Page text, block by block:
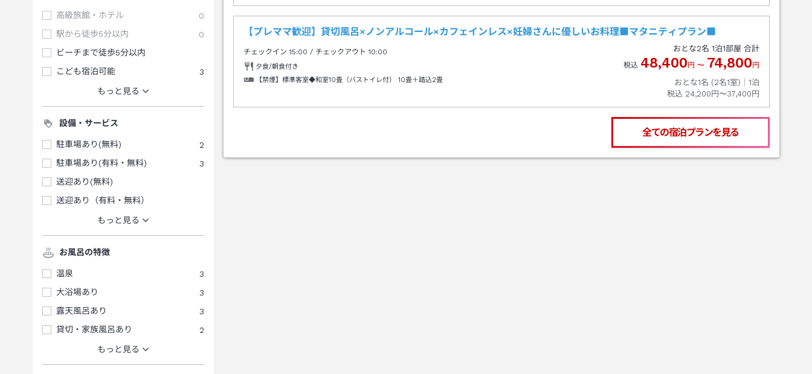
高級旅館・ホテル
0
駅から徒歩5分以内
0
ビーチまで徒歩5分以内
こども宿泊可能
3
もっと見る
設備・サービス
駐車場あり(無料)
2
駐車場あり(有料・無料)
3
送迎あり(無料)
送迎あり（有料・無料）
もっと見る
お風呂の特徴
温泉
3
大浴場あり
3
露天風呂あり
3
貸切・家族風呂あり
2
もっと見る
【プレママ歓迎】貸切風呂×ノンアルコール×カフェインレス×妊婦さんに優しいお料理■マタニティプラン■
チェックイン15:00 / チェックアウト 10:00
夕食/朝食付き
【禁煙】標準客室◆和室10畳（バストイレ付）
10畳＋踏込2畳
おとな2名 1泊1部屋 合計
税込 48,400 円 〜 74,800 円
おとな1名 (2名1室)｜ 1泊
税込 24,200円〜37,400円
全ての宿泊プランを見る